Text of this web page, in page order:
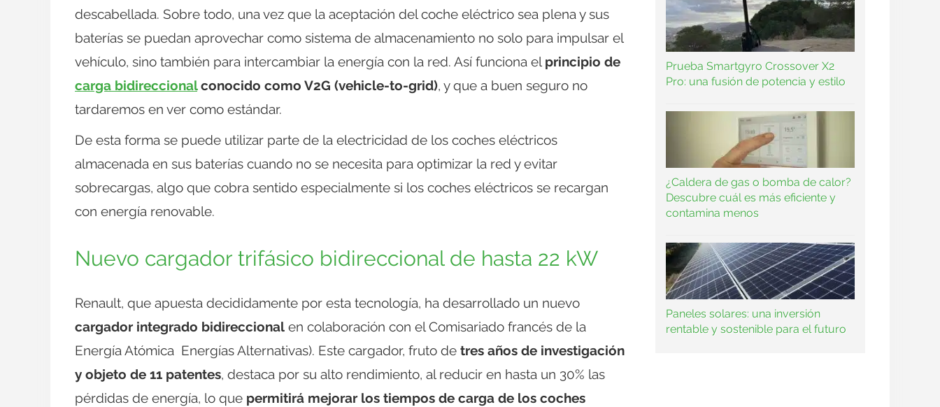
descabellada. Sobre todo, una vez que la aceptación del coche eléctrico sea plena y sus
baterías se puedan aprovechar como sistema de almacenamiento no solo para impulsar el
vehículo, sino también para intercambiar la energía con la red. Así funciona el principio de
carga bidireccionalconocido como V2G (vehicle-to-grid), y que a buen seguro no
tardaremos en ver como estándar.
De esta forma se puede utilizar parte de la electricidad de los coches eléctricos
almacenada en sus baterías cuando no se necesita para optimizar la red y evitar
sobrecargas, algo que cobra sentido especialmente si los coches eléctricos se recargan
con energía renovable.
Nuevo cargador trifásico bidireccional de hasta 22 kW
Renault, que apuesta decididamente por esta tecnología, ha desarrollado un nuevo
cargador integrado bidireccional en colaboración con el Comisariado francés de la
Energía Atómica Energías Alternativas). Este cargador, fruto de tres años de investigación
y objeto de 11 patentes, destaca por su alto rendimiento, al reducir en hasta un 30% las
pérdidas de energía, lo que permitirá mejorar los tiempos de carga de los coches
Prueba Smartgyro Crossover X2
Pro: una fusión de potencia y estilo
¿Caldera de gas o bomba de calor?
Descubre cuál es más eficiente y
contamina menos
Paneles solares: una inversión
rentable y sostenible para el futuro